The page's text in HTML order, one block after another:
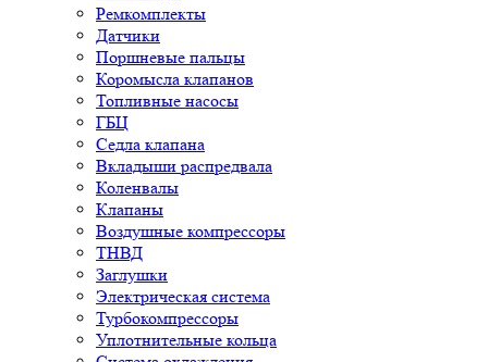
Ремкомплекты
Датчики
Поршневые пальцы
Коромысла клапанов
Топливные насосы
ГБЦ
Седла клапана
Вкладыши распредвала
Коленвалы
Клапаны
Воздушные компрессоры
ТНВД
Заглушки
Электрическая система
Турбокомпрессоры
Уплотнительные кольца